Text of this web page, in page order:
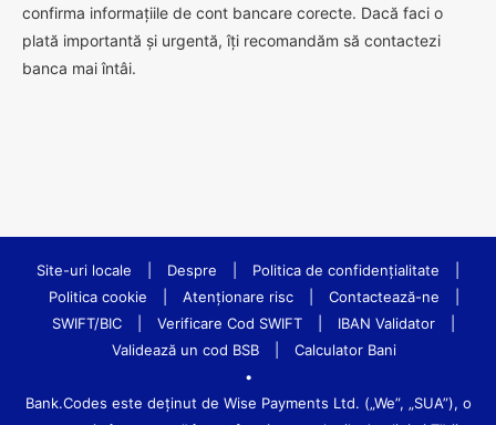
confirma informațiile de cont bancare corecte. Dacă faci o
plată importantă și urgentă, îți recomandăm să contactezi
banca mai întâi.
Site-uri locale Despre Politica de confidenţialitate
Politica cookie
Atenționare risc Contactează-ne
SWIFT/BIC
Verificare Cod SWIFT IBAN Validator
Validează un cod BSB
Calculator Bani
•
Bank.Codes este deținut de Wise Payments Ltd. („We”, „SUA”), o